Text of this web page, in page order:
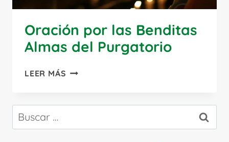
Oración por las Benditas
Almas del Purgatorio
LEER MÁS ORACIÓN
BENDITAS
DEL
Buscar: